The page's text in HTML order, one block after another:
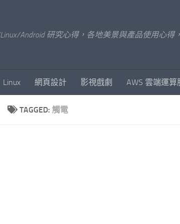
Android 研究心得，各地美景與產品使用心
Linux 網頁設計 影視戲劇 AWS 雲端運算
TAGGED: 觸電